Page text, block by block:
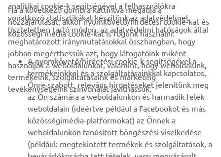
VÁLLALATI
B2B
TÖBB YAMAHA
TÁMOGATÁS
HÍRLEVÉL
analitikai cookie-k segítségével a felhasználókra
vonatkozó statisztikákat készítünk az adatvédelmet
tiszteletben tartó módon, az adatvédelmi hatóságok által
meghatározott iránymutatásokkal összhangban, hogy
jobban megérthessük azt, hogy látogatóink miként
használják a weboldalunkat, valamint, hogy weboldalunk,
termékeink, szolgáltatásaink és marketing
tevékenységeink színvonalát javíthassuk.
Ha a következő gombra kattintva megadja a
hozzájárulását, akkor nyomkövető/hirdetési cookie-kat és
közösségi média cookie-kat is fogunk használni:
A nyomkövető/hirdetési cookie-k segítségével a
termékeinkkel és a szolgáltatásainkkal kapcsolatos,
Önre szabott, releváns hirdetéseket jelenítünk meg
az Ön számára a weboldalunkon és harmadik felek
weboldalain (ideértve például a Facebookot és más
közösségimédia-platformokat) az Önnek a
weboldalunkon tanúsított böngészési viselkedése
(például: megtekintett termékek és szolgáltatások, a